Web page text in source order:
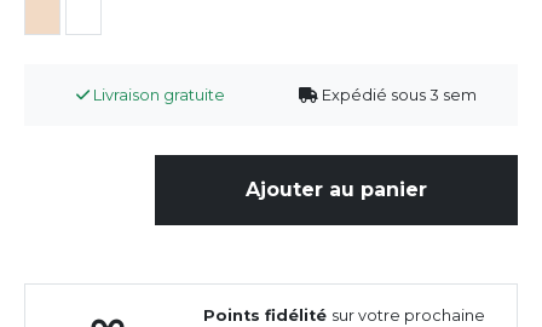
Livraison gratuite Expédié sous 3 sem
Ajouter au panier
Points fidélité sur votre prochaine